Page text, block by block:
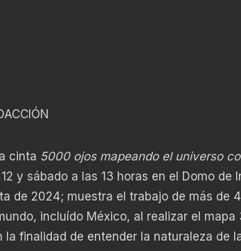
cinta 5000 ojos mapeando el universo
y sábado a las 13 horas en el Domo de
de 2024; muestra el trabajo de más de
incluído México, al realizar el
la finalidad de entender la naturaleza de